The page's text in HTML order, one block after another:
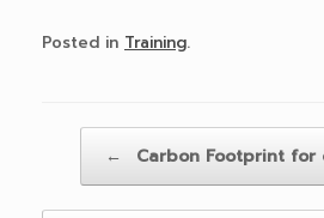
Posted in Training.
← Carbon Footprint for